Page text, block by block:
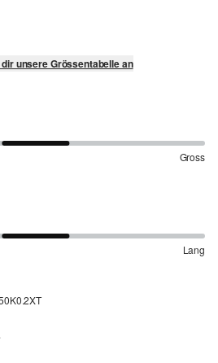
dir unsere Grössentabelle an
Gross
Lang